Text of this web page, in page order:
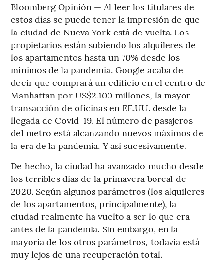
Bloomberg Opinión — Al leer los titulares de
estos días se puede tener la impresión de que
la ciudad de Nueva York está de vuelta. Los
propietarios están subiendo los alquileres de
los apartamentos hasta un 70% desde los
mínimos de la pandemia. Google acaba de
decir que comprará un edificio en el centro de
Manhattan por US$2.100 millones, la mayor
transacción de oficinas en EE.UU. desde la
llegada de Covid-19. El número de pasajeros
del metro está alcanzando nuevos máximos de
la era de la pandemia. Y así sucesivamente.
De hecho, la ciudad ha avanzado mucho desde
los terribles días de la primavera boreal de
2020. Según algunos parámetros (los alquileres
de los apartamentos, principalmente), la
ciudad realmente ha vuelto a ser lo que era
antes de la pandemia. Sin embargo, en la
mayoría de los otros parámetros, todavía está
muy lejos de una recuperación total.